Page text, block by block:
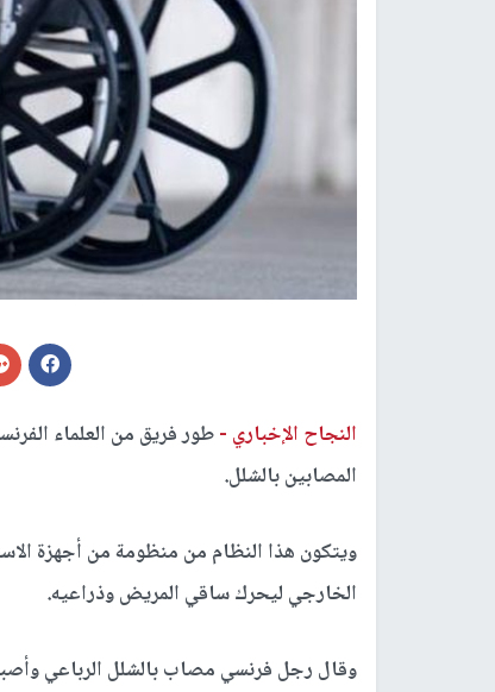
النجاح الإخباري -طور فريق من العلماء
المصابين بالشلل.
ويتكون هذا النظام من منظومة من أجهزة
الخارجي ليحرك ساقي المريض وذراعيه.
وقال رجل فرنسي مصاب بالشلل الرباعي